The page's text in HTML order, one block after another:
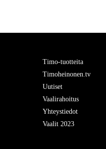
Timo-tuotteita
Timoheinonen.tv
Uutiset
Vaalirahoitus
Yhteystiedot
Vaalit 2023